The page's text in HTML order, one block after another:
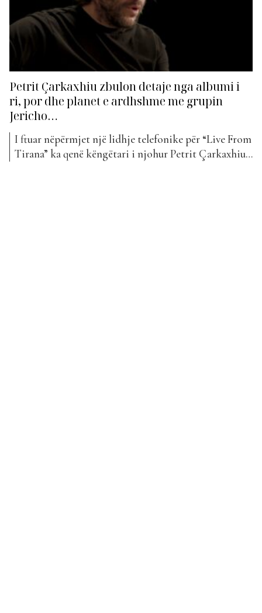
Petrit Çarkaxhiu zbulon detaje nga albumi i
ri, por dhe planet e ardhshme me grupin
Jericho…
I ftuar nëpërmjet një lidhje telefonike për “Live From
Tirana” ka qenë këngëtari i njohur Petrit Çarkaxhiu.